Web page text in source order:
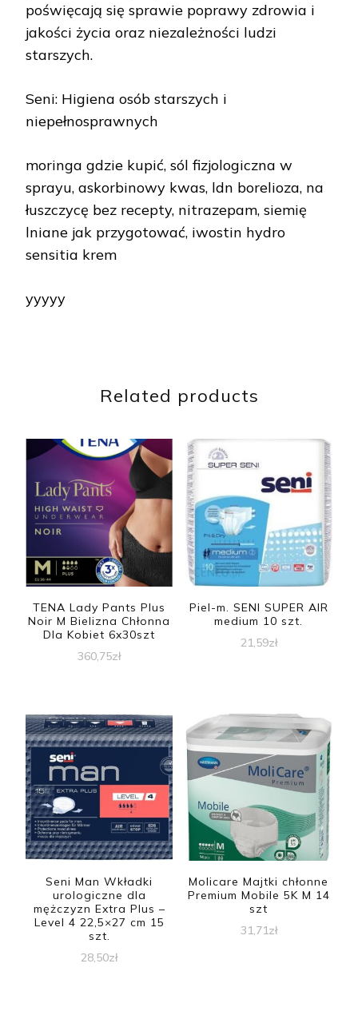
poświęcają się sprawie poprawy zdrowia i
jakości życia oraz niezależności ludzi
starszych.
Seni: Higiena osób starszych i
niepełnosprawnych
moringa gdzie kupić, sól fizjologiczna w
sprayu, askorbinowy kwas, ldn borelioza, na
łuszczycę bez recepty, nitrazepam, siemię
lniane jak przygotować, iwostin hydro
sensitia krem
yyyyy
Related products
TENA Lady Pants Plus
Noir M Bielizna Chłonna
Dla Kobiet 6x30szt
360,75zł
Piel-m. SENI SUPER AIR
medium 10 szt.
21,59zł
Seni Man Wkładki
urologiczne dla
mężczyzn Extra Plus –
Level 4 22,5×27 cm 15
szt.
28,50zł
Molicare Majtki chłonne
Premium Mobile 5K M 14
szt
31,71zł